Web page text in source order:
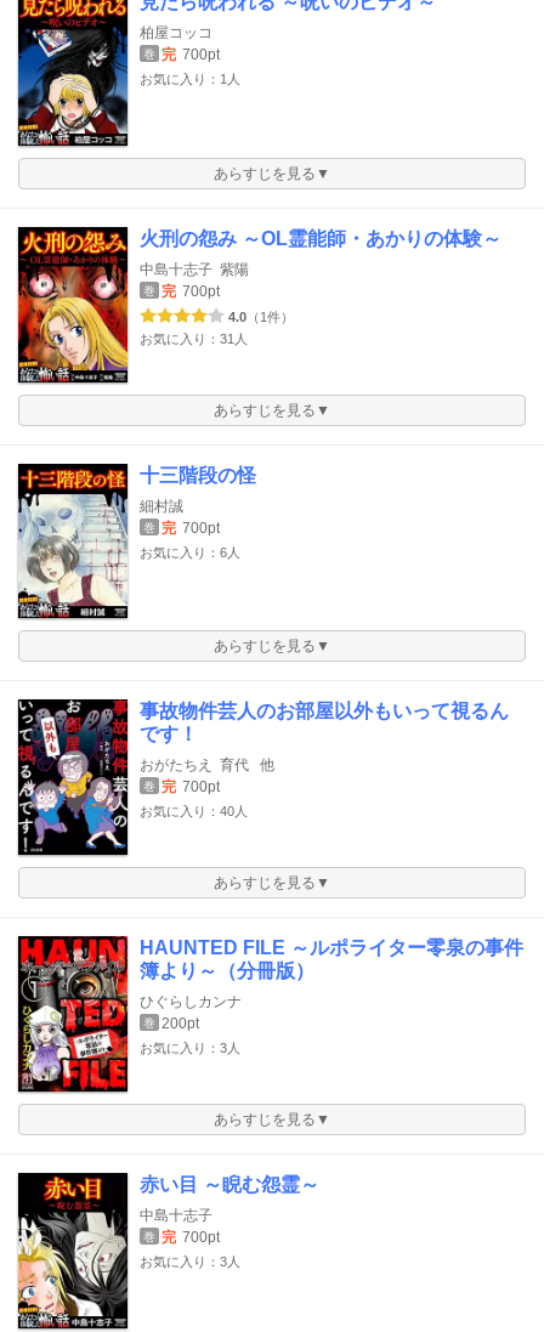
柏屋コッコ
巻 完 700pt
お気に入り：1人
あらすじを見る▼
火刑の怨み ～OL霊能師・あかりの体験～
中島十志子 紫陽
巻 完 700pt
4.0 （1件）
お気に入り：31人
あらすじを見る▼
十三階段の怪
細村誠
巻 完 700pt
お気に入り：6人
あらすじを見る▼
事故物件芸人のお部屋以外もいって視るん
です！
おがたちえ 育代 他
巻 完 700pt
お気に入り：40人
あらすじを見る▼
HAUNTED FILE ～ルポライター零泉の事件
簿より～（分冊版）
ひぐらしカンナ
巻 200pt
お気に入り：3人
あらすじを見る▼
赤い目 ～睨む怨霊～
中島十志子
巻 完 700pt
お気に入り：3人